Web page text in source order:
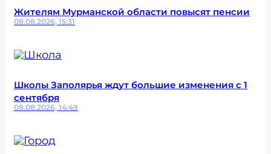
Жителям Мурманской области повысят пенсии
08.08.2026, 15:31
Школы Заполярья ждут большие изменения с 1
сентября
08.08.2026, 14:49